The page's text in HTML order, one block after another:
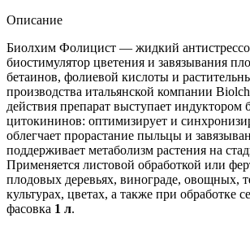
Описание
Биолхим Фолицист — жидкий
биостимулятор цветения и завязывания
бетаинов, фолиевой кислоты и
производства итальянской компании
действия препарат выступает индуктором
цитокининов: оптимизирует и
облегчает прорастание пыльцы и
поддерживает метаболизм растения на
Применяется листовой обработкой или
плодовых деревьях, винограде, овощных,
культурах, цветах, а также при обработке
фасовка 1 л.